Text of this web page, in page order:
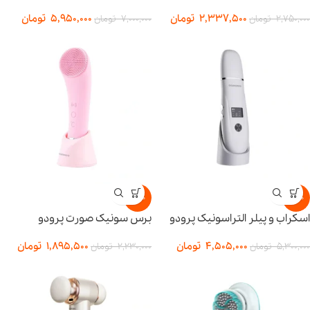
2,750,000 تومان 2,337,500 تومان 7,000,000 تومان 5,950,000 تومان
-15%
اسکراب و پیلر التراسونیک پرودو
5,300,000 تومان 4,505,000 تومان
-15%
برس سونیک صورت پرودو
2,230,000 تومان 1,895,500 تومان